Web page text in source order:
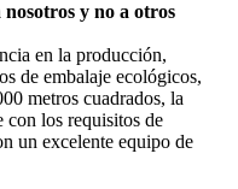
y no a otros
en la producción,
de embalaje ecológicos,
metros cuadrados, la
con los requisitos de
un excelente equipo de